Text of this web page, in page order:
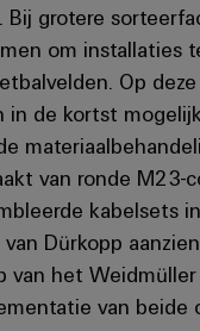
Bij grotere
om installaties
Op
in de kortst
van ronde M23-
kabelsets
Dürkopp
het
van beide